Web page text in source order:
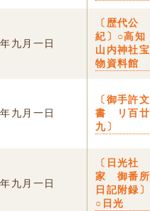
九月一日
〔歴代公
紀〕○高知
山内神社宝
物資料館
九月一日
〔御手許文
書 リ百廿
九〕
九月一日
〔日光社
家 御番所
日記附録〕
○日光